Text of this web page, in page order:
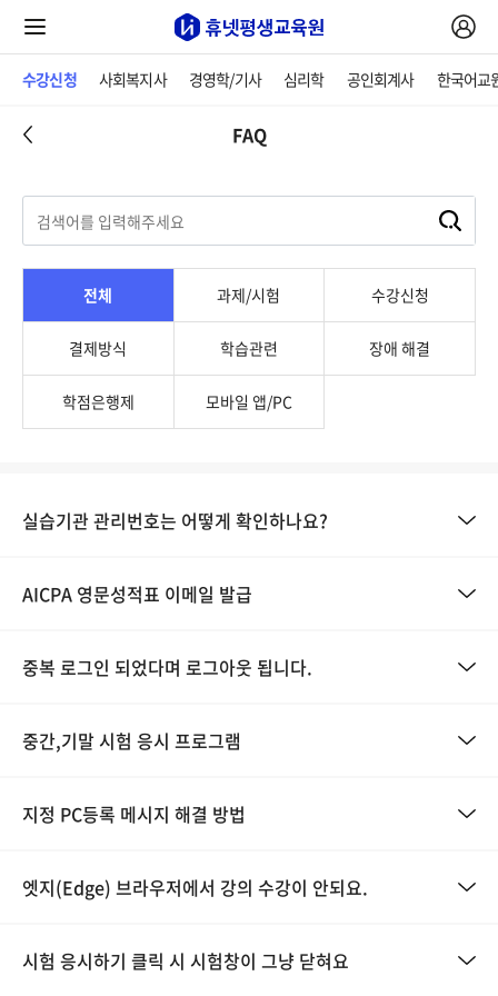
수강신청 사회복지사 경영학/기사 심리학 공인회계사 한국어교
FAQ
전체 과제/시험 수강신청
결제방식 학습관련 장애 해결
학점은행제 모바일 앱/PC
실습기관 관리번호는 어떻게 확인하나요?
AICPA 영문성적표 이메일 발급
중복 로그인 되었다며 로그아웃 됩니다.
중간,기말 시험 응시 프로그램
지정 PC등록 메시지 해결 방법
엣지(Edge) 브라우저에서 강의 수강이 안되요.
시험 응시하기 클릭 시 시험창이 그냥 닫혀요